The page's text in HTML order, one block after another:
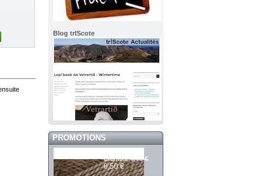
Blog trIScote
PROMOTIONS
Crumble 6,70 €
6,50 €